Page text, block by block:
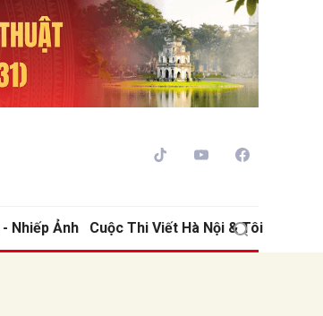
Nhiếp Ảnh Cuộc Thi Viết Hà Nội & Tôi